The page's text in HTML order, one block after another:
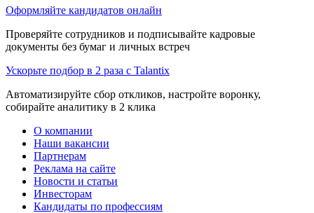
Оформляйте кандидатов онлайн
Проверяйте сотрудников и подписывайте кадровые
документы без бумаг и личных встреч
Ускорьте подбор в 2 раза с Talantix
Автоматизируйте сбор откликов, настройте воронку,
собирайте аналитику в 2 клика
О компании
Наши вакансии
Партнерам
Реклама на сайте
Новости и статьи
Инвесторам
Кандидаты по профессиям